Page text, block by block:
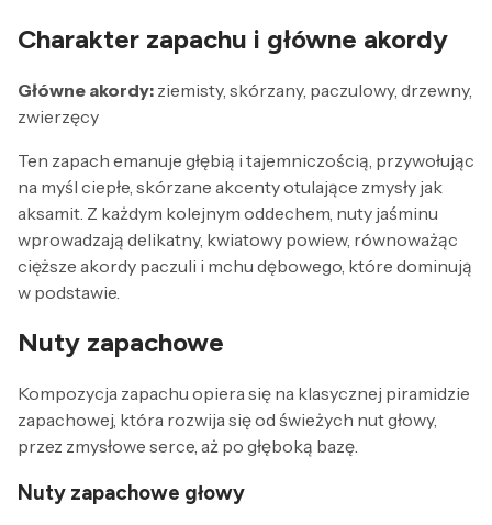
Charakter zapachu i główne akordy
Główne akordy: ziemisty, skórzany, paczulowy, drzewny,
zwierzęcy
Ten zapach emanuje głębią i tajemniczością, przywołując
na myśl ciepłe, skórzane akcenty otulające zmysły jak
aksamit. Z każdym kolejnym oddechem, nuty jaśminu
wprowadzają delikatny, kwiatowy powiew, równoważąc
cięższe akordy paczuli i mchu dębowego, które dominują
w podstawie.
Nuty zapachowe
Kompozycja zapachu opiera się na klasycznej piramidzie
zapachowej, która rozwija się od świeżych nut głowy,
przez zmysłowe serce, aż po głęboką bazę.
Nuty zapachowe głowy